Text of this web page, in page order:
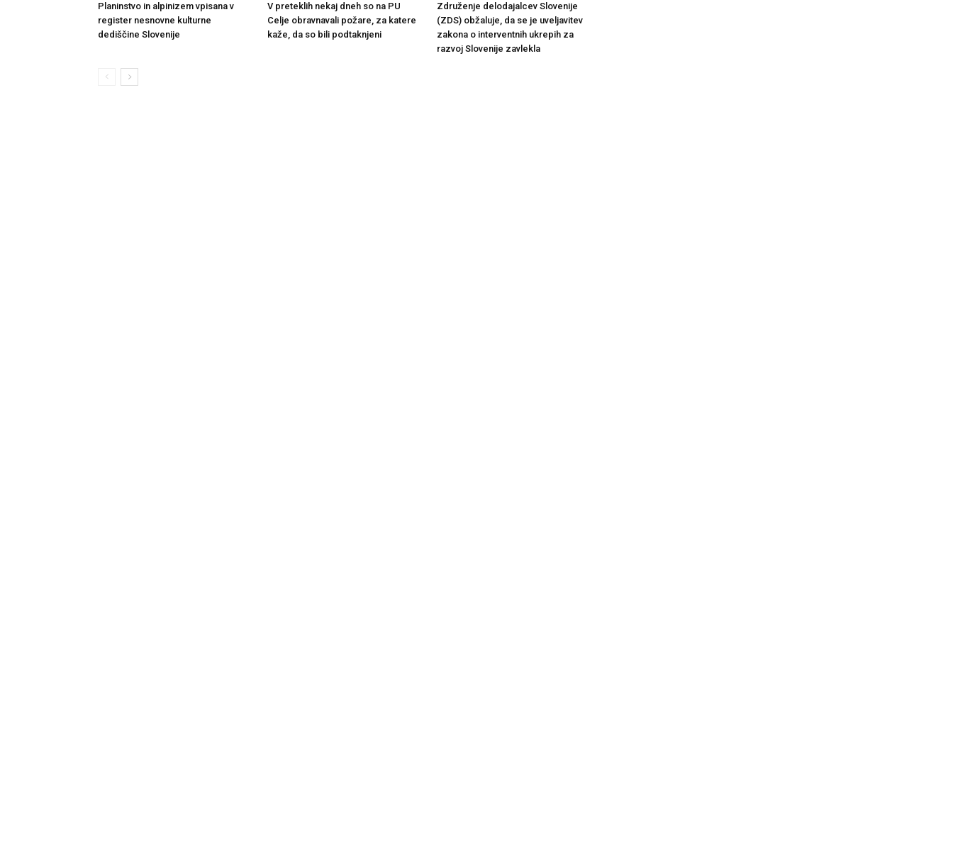
Planinstvo in alpinizem vpisana v
register nesnovne kulturne
dediščine Slovenije
V preteklih nekaj dneh so na PU
Celje obravnavali požare, za katere
kaže, da so bili podtaknjeni
Združenje delodajalcev Slovenije
(ZDS) obžaluje, da se je uveljavitev
zakona o interventnih ukrepih za
razvoj Slovenije zavlekla